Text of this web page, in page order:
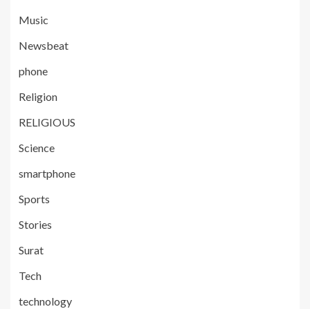
Music
Newsbeat
phone
Religion
RELIGIOUS
Science
smartphone
Sports
Stories
Surat
Tech
technology